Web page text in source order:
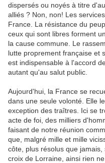
dispersés ou noyés à titre
alliés ? Non, non! Les
France. La résistance du
ceux qui sont libres forment
la cause commune. Le
lutte proprement française et
est indispensable à l'accord
autant qu'au salut public.
Aujourd'hui, la France se
dans une seule volonté. Elle
exception des traîtres. Ici se
acte de foi, des milliers
faisant de notre réunion
que, malgré mille et mille
côte, plus résolus que
croix de Lorraine, ainsi rien